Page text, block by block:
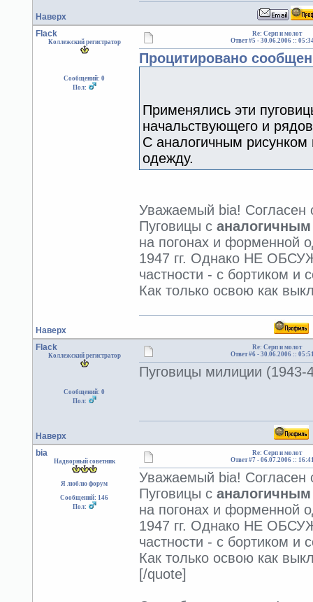
Наверх
Flack
Коллежский регистратор
Сообщений: 0
Пол:
Re: Серп и молот
Ответ #5 -30.06.2006 ::
Процитировано
Применялись эти
начальствующего и
С аналогичным
одежду.
Уважаемый bia! Согласен
Пуговицы с
на погонах и форменной
1947 гг. Однако НЕ
частности - с бортиком
Как только освою как
Наверх
Flack
Коллежский регистратор
Сообщений: 0
Пол:
Re: Серп и молот
Ответ #6 -30.06.2006 ::
Пуговицы милиции (1943-
Наверх
bia
Надворный советник
Я люблю форум
Сообщений: 146
Пол:
Re: Серп и молот
Ответ #7 -06.07.2006 ::
Уважаемый bia! Согласен
Пуговицы с
на погонах и форменной
1947 гг. Однако НЕ
частности - с бортиком
Как только освою как
[/quote]